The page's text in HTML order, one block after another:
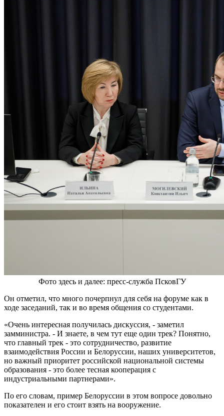
Фото здесь и далее: пресс-служба ПсковГУ
Он отметил, что много почерпнул для себя на форуме как в
ходе заседаний, так и во время общения со студентами.
«Очень интересная получилась дискуссия, - заметил
замминистра. - И знаете, в чем тут еще один трек? Понятно,
что главный трек - это сотрудничество, развитие
взаимодействия России и Белоруссии, наших университетов,
но важный приоритет российской национальной системы
образования - это более тесная кооперация с
индустриальными партнерами».
По его словам, пример Белоруссии в этом вопросе довольно
показателен и его стоит взять на вооружение.